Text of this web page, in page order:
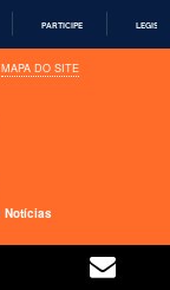
PARTICIPE
MAPA DO SITE
Notícias